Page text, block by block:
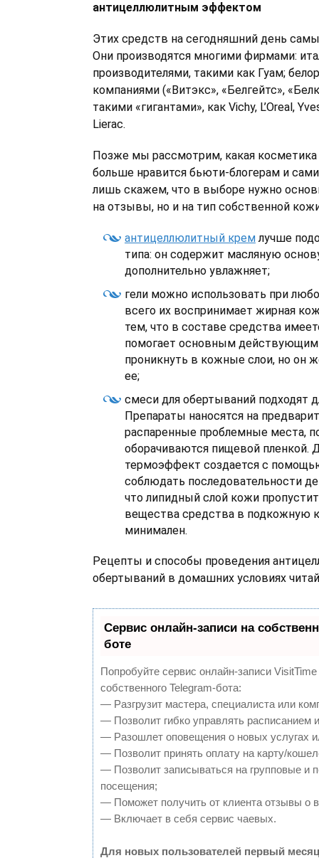
антицеллюлитным эффектом
Этих средств на сегодняшний день
Они производятся многими фирмами:
производителями, такими как Гуам;
компаниями («Витэкс», «Белгейтс»,
такими «гигантами», как Vichy, L’Oreal,
Lierac.
Позже мы рассмотрим, какая
больше нравится бьюти-блогерам и
лишь скажем, что в выборе нужно
на отзывы, но и на тип собственной
антицеллюлитный кремлучше
типа: он содержит масляную
дополнительно увлажняет;
гели можно использовать при
всего их воспринимает жирная
тем, что в составе средства
помогает основным
проникнуть в кожные слои, но он
ее;
смеси для обертываний подходят
Препараты наносятся на
распаренные проблемные места,
оборачиваются пищевой пленкой.
термоэффект создается с
соблюдать последовательности
что липидный слой кожи
вещества средства в подкожную
минимален.
Рецепты и способы проведения
обертываний в домашних условиях
Сервис онлайн-записи на
боте
Попробуйте сервис онлайн-записи
собственного Telegram-бота:
— Разгрузит мастера, специалиста или
— Позволит гибко управлять расписанием и
— Разошлет оповещения о новых услугах
— Позволит принять оплату на карту/
— Позволит записываться на групповые и
посещения;
— Поможет получить от клиента отзывы о
— Включает в себя сервис чаевых.
Для новых пользователей первый